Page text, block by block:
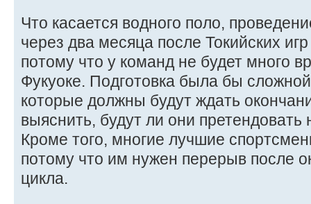
Что касается водного поло,
через два месяца после Токийских
потому что у команд не будет много
Фукуоке. Подготовка была бы
которые должны будут ждать
выяснить, будут ли они
Кроме того, многие лучшие
потому что им нужен перерыв после
цикла.